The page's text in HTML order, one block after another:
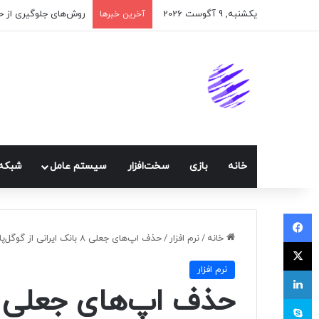
یکشنبه, 9 آگوست 2026 آخرین خبرها اپلیکیشن پیام‌رسان
خانه بازی سخت‌افزار سيستم عامل
خانه /نرم افزار /حذف اپ‌های جعلی ۸ بانک ایرانی از گوگل‌پلی
نرم افزار
فیسبوک